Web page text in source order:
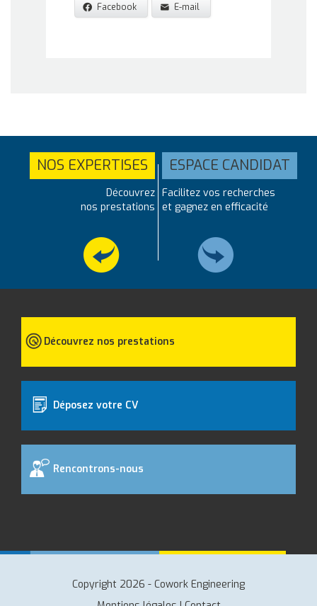
Facebook E-mail
NOS EXPERTISES
Découvrez
nos prestations
ESPACE CANDIDAT
Facilitez vos recherches
et gagnez en efficacité
Découvrez nos prestations
Déposez votre CV
Rencontrons-nous
Copyright 2026 - Cowork Engineering